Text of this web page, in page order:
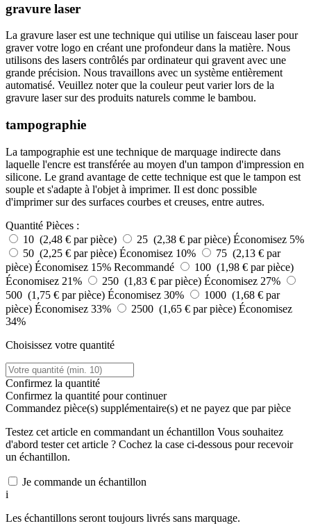
gravure laser
La gravure laser est une technique qui utilise un faisceau laser pour
graver votre logo en créant une profondeur dans la matière. Nous
utilisons des lasers contrôlés par ordinateur qui gravent avec une
grande précision. Nous travaillons avec un système entièrement
automatisé. Veuillez noter que la couleur peut varier lors de la
gravure laser sur des produits naturels comme le bambou.
tampographie
La tampographie est une technique de marquage indirecte dans
laquelle l'encre est transférée au moyen d'un tampon d'impression en
silicone. Le grand avantage de cette technique est que le tampon est
souple et s'adapte à l'objet à imprimer. Il est donc possible
d'imprimer sur des surfaces courbes et creuses, entre autres.
Quantité Pièces :
10 (2,48 € par pièce)
25 (2,38 € par pièce) Économisez 5%
50 (2,25 € par pièce) Économisez 10%
75 (2,13 € par
pièce) Économisez 15% Recommandé
100 (1,98 € par pièce)
Économisez 21%
250 (1,83 € par pièce) Économisez 27%
500 (1,75 € par pièce) Économisez 30%
1000 (1,68 € par
pièce) Économisez 33% 2500 (1,65 € par pièce) Économisez
34%
Choisissez votre quantité
Confirmez la quantité
Confirmez la quantité pour continuer
Commandez pièce(s) supplémentaire(s) et ne payez que par pièce
Testez cet article en commandant un échantillon Vous souhaitez
d'abord tester cet article ? Cochez la case ci-dessous pour recevoir
un échantillon.
Je commande un échantillon
i
Les échantillons seront toujours livrés sans marquage.